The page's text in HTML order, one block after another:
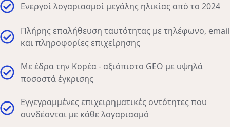
Ενεργοί λογαριασμοί μεγάλης ηλικίας από το 2024
Πλήρης επαλήθευση ταυτότητας με τηλέφωνο, email
και πληροφορίες επιχείρησης
Με έδρα την Κορέα - αξιόπιστο GEO με υψηλά
ποσοστά έγκρισης
Εγγεγραμμένες επιχειρηματικές οντότητες που
συνδέονται με κάθε λογαριασμό